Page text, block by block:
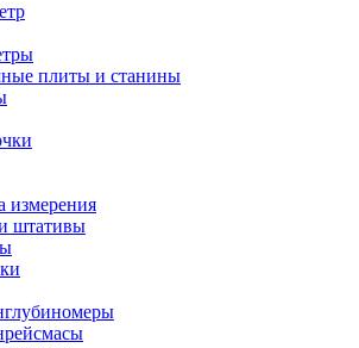
плиты и станины
измерения
штативы